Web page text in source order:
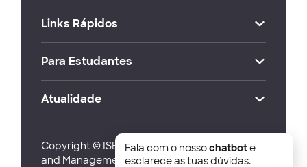
Links Rápidos
Para Estudantes
Atualidade
Copyright © ISEG Lisbon School of Economics
and Management 2026
Fala com o nossochatbote
esclarece as tuas dúvidas.